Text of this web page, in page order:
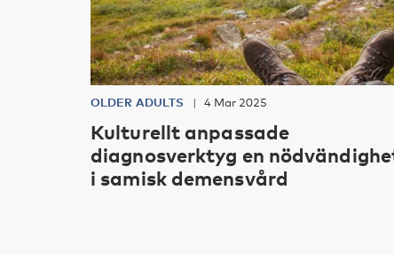
OLDER ADULTS 4 Mar 2025
Kulturellt anpassade
diagnosverktyg en
i samisk demensvård